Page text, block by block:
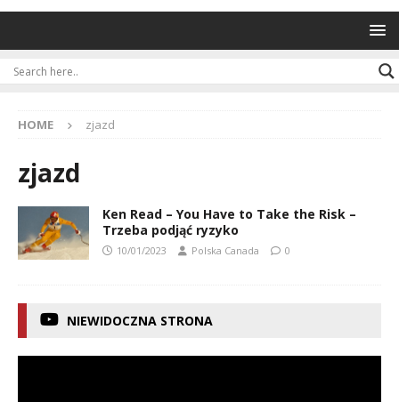
HOME zjazd
zjazd
Ken Read – You Have to Take the Risk –
Trzeba podjąć ryzyko
10/01/2023 Polska Canada 0
NIEWIDOCZNA STRONA